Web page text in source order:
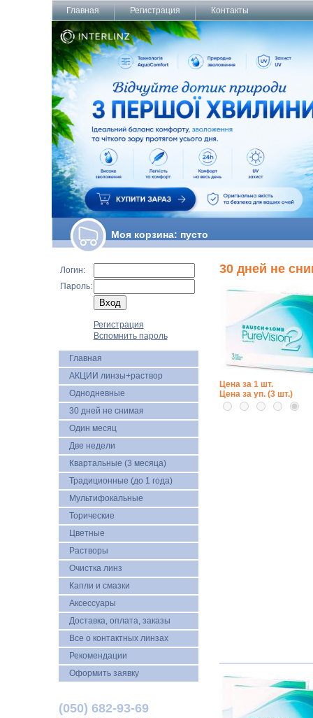
Главная Регистрация Контакты
Моя корзина: пусто
Логин:
Пароль:
Регистрация
Вспомнить пароль
Главная
АКЦИИ линзы+раствор
Однодневные
30 дней не снимая
Один месяц
Две недели
Квартальные (3 месяца)
Традиционные (до 1 года)
Мультифокальные
Торические
Цветные
Растворы
Очистка линз
Капли и смазки
Аксессуары
Доставка, оплата, заказы
Все о контактных линзах
Рекомендации
Оформить заявку
(050) 682-93-69
30 дней не
Цена за 1 шт.
Цена за уп. (3 шт.)